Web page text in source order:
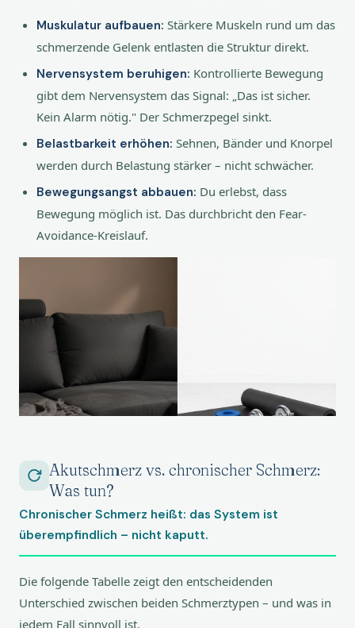
Muskulatur aufbauen: Stärkere Muskeln rund um das
schmerzende Gelenk entlasten die Struktur direkt.
Nervensystem beruhigen: Kontrollierte Bewegung
gibt dem Nervensystem das Signal: „Das ist sicher.
Kein Alarm nötig." Der Schmerzpegel sinkt.
Belastbarkeit erhöhen: Sehnen, Bänder und Knorpel
werden durch Belastung stärker – nicht schwächer.
Bewegungsangst abbauen: Du erlebst, dass
Bewegung möglich ist. Das durchbricht den Fear-
Avoidance-Kreislauf.
Akutschmerz vs. chronischer Schmerz:
Was tun?
Chronischer Schmerz heißt: das System ist
überempfindlich – nicht kaputt.
Die folgende Tabelle zeigt den entscheidenden
Unterschied zwischen beiden Schmerztypen – und was in
jedem Fall sinnvoll ist.